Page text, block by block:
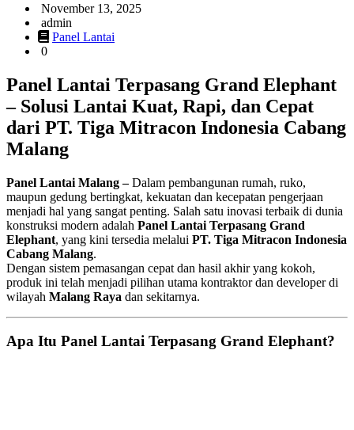
November 13, 2025
admin
Panel Lantai
0
Panel Lantai Terpasang Grand Elephant
– Solusi Lantai Kuat, Rapi, dan Cepat
dari PT. Tiga Mitracon Indonesia Cabang
Malang
Panel Lantai Malang –Dalam pembangunan rumah, ruko,
maupun gedung bertingkat, kekuatan dan kecepatan pengerjaan
menjadi hal yang sangat penting. Salah satu inovasi terbaik di dunia
konstruksi modern adalah Panel Lantai Terpasang Grand
Elephant, yang kini tersedia melalui PT. Tiga Mitracon Indonesia
Cabang Malang.
Dengan sistem pemasangan cepat dan hasil akhir yang kokoh,
produk ini telah menjadi pilihan utama kontraktor dan developer di
wilayah Malang Raya dan sekitarnya.
Apa Itu Panel Lantai Terpasang Grand Elephant?